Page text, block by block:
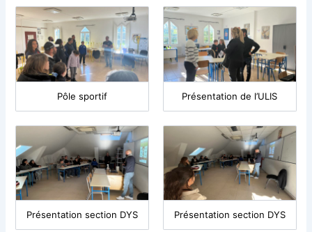
Pôle sportif Présentation de l’ULIS
Présentation section DYS Présentation section DYS